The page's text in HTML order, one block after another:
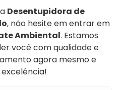
Desentupidora de
, não hesite em entrar em
Ambiental. Estamos
você com qualidade e
agora mesmo e